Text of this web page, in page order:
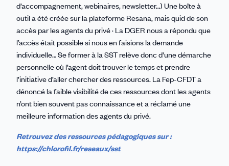
d’accompagnement, webinaires, newsletter…) Une boîte à
outil a été créée sur la plateforme Resana, mais quid de son
accès par les agents du privé · La DGER nous a répondu que
l’accès était possible si nous en faisions la demande
individuelle… Se former à la SST relève donc d’une démarche
personnelle où l’agent doit trouver le temps et prendre
l’initiative d’aller chercher des ressources. La Fep-CFDT a
dénoncé la faible visibilité de ces ressources dont les agents
n’ont bien souvent pas connaissance et a réclamé une
meilleure information des agents du privé.
Retrouvez des ressources pédagogiques sur :
https://chlorofil.fr/reseaux/sst